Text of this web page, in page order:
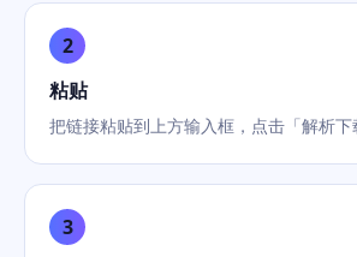
2
粘贴
把链接粘贴到上方输入框，点击「解析下
3